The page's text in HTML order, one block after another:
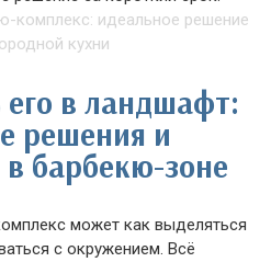
его в ландшафт:
решения и
барбекю-зоне
может как выделяться
с окружением. Всё